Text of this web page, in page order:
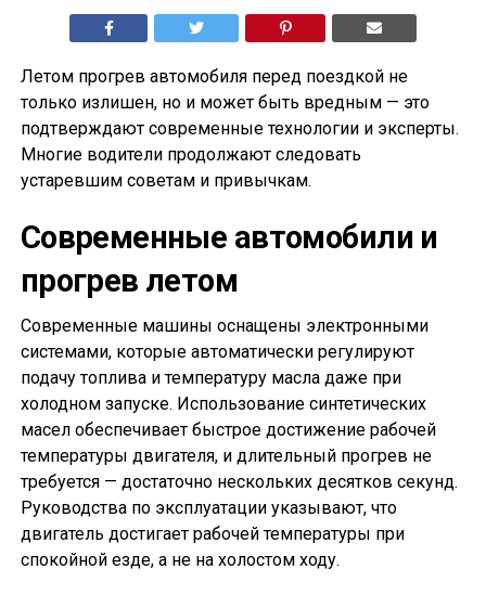
Летом прогрев автомобиля перед поездкой не
только излишен, но и может быть вредным — это
подтверждают современные технологии и эксперты.
Многие водители продолжают следовать
устаревшим советам и привычкам.
Современные автомобили и
прогрев летом
Современные машины оснащены электронными
системами, которые автоматически регулируют
подачу топлива и температуру масла даже при
холодном запуске. Использование синтетических
масел обеспечивает быстрое достижение рабочей
температуры двигателя, и длительный прогрев не
требуется — достаточно нескольких десятков секунд.
Руководства по эксплуатации указывают, что
двигатель достигает рабочей температуры при
спокойной езде, а не на холостом ходу.